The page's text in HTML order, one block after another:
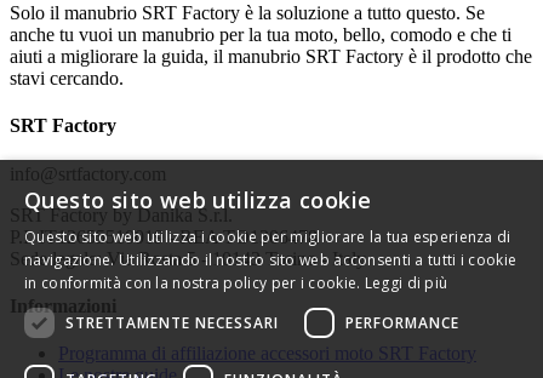
Solo il manubrio SRT Factory è la soluzione a tutto questo. Se
anche tu vuoi un manubrio per la tua moto, bello, comodo e che ti
aiuti a migliorare la guida, il manubrio SRT Factory è il prodotto che
stavi cercando.
SRT Factory
info@srtfactory.com
SRT Factory by Danika S.r.l.
P.I. IT12655510019 - REA TO1306478
Sede legale: Via Rosta 5 - 10143 Torino - Italy
Informazioni
Programma di affiliazione accessori moto SRT Factory
Questo sito web utilizza cookie
Questo sito web utilizza i cookie per migliorare la tua esperienza di
navigazione. Utilizzando il nostro sito web acconsenti a tutti i cookie
in conformità con la nostra policy per i cookie. Leggi di più
STRETTAMENTE NECESSARI
PERFORMANCE